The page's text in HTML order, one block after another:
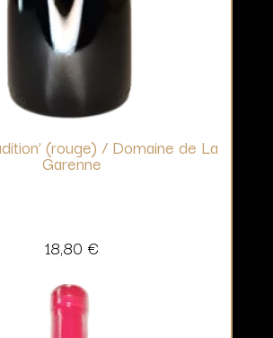
(rouge) / Domaine de La
Garenne
18,80 €